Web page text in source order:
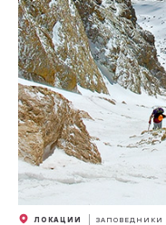
ЛОКАЦИИ ЗАПОВЕДНИКИ